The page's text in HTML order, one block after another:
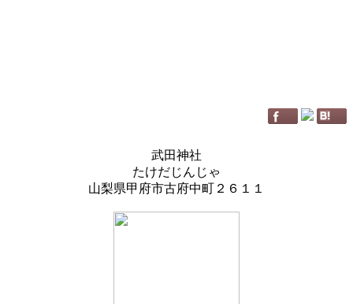
武田神社
たけだじんじゃ
山梨県甲府市古府中町２６１１